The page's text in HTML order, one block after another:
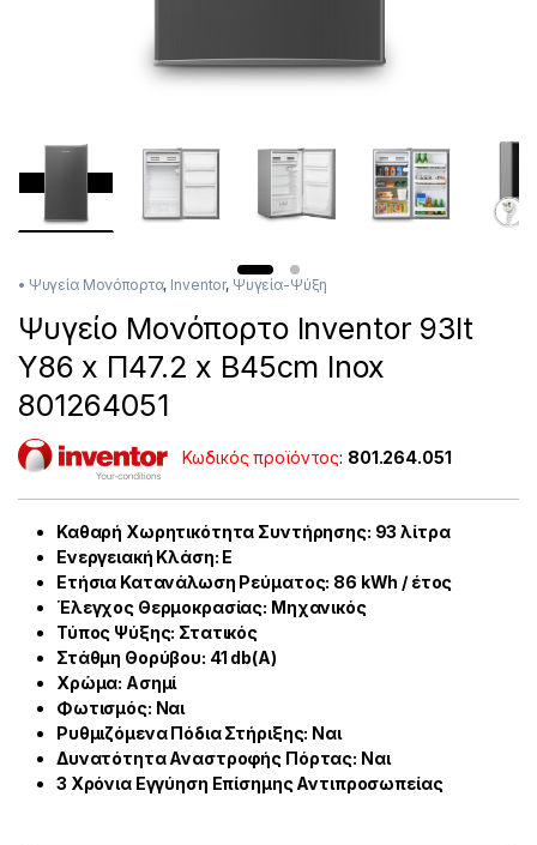
• Ψυγεία Μονόπορτα, Inventor, Ψυγεία-Ψύξη
Ψυγείο Μονόπορτο Inventor 93lt
Υ86 x Π47.2 x Β45cm Inox
801264051
Κωδικός προϊόντος: 801.264.051
Καθαρή Χωρητικότητα Συντήρησης: 93λίτρα
Ενεργειακή Κλάση: E
Ετήσια Κατανάλωση Ρεύµατος: 86 kWh / έτος
Έλεγχος Θερμοκρασίας: Μηχανικός
Τύπος Ψύξης: Στατικός
Στάθμη Θορύβου: 41 db(A)
Χρώμα: Ασημί
Φωτισμός: Ναι
Ρυθμιζόμενα Πόδια Στήριξης: Ναι
Δυνατότητα Αναστροφής Πόρτας: Ναι
3 Χρόνια Εγγύηση Επίσημης Αντιπροσωπείας